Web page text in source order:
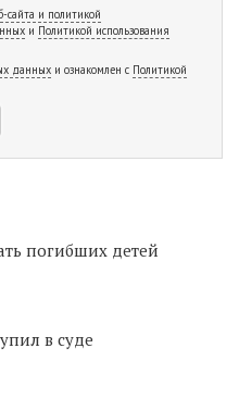
сайта и политикой
и Политикой использования
данных и ознакомлен с Политикой
погибших детей
в суде